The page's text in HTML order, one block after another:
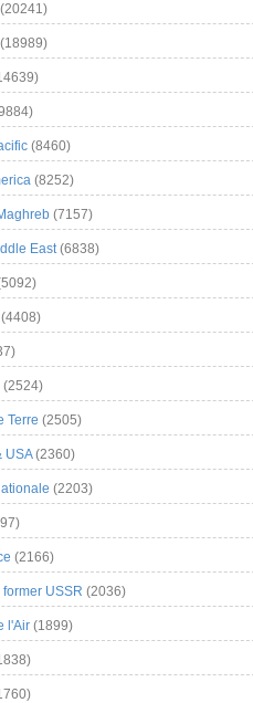
(8460)
(8252)
(7157)
East(6838)
(2524)
Terre (2505)
USA(2360)
(2203)
(2166)
USSR (2036)
l'Air (1899)